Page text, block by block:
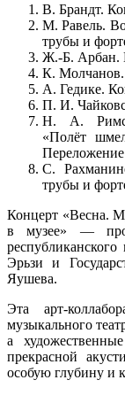
В. Брандт.
М. Равель.
трубы и
Ж.-Б. Арбан.
К. Молчанов.
А. Гедике.
П. И.
Н. А.
«Полёт
С.
трубы и
Концерт «Весна.
в музее» —
Эрьзи и
Яушева.
Эта арт-
музыкального
а
прекрасной
особую глубину и